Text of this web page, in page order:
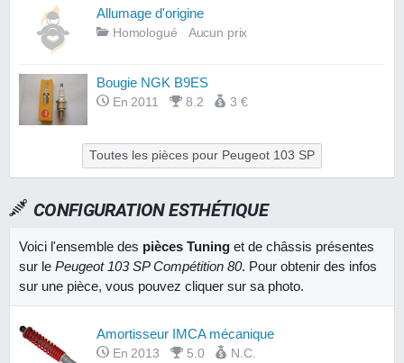
Allumage d'origine
Homologué Aucun prix
Bougie NGK B9ES
En 2011 8.2 3 €
Toutes les pièces pour Peugeot 103 SP
CONFIGURATION ESTHÉTIQUE
Voici l'ensemble des pièces Tuning et de châssis présentes
sur le Peugeot 103 SP Compétition 80. Pour obtenir des infos
sur une pièce, vous pouvez cliquer sur sa photo.
Amortisseur IMCA mécanique
En 2013 5.0 N.C.